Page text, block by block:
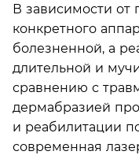
В зависимости от
конкретного
болезненной, а
длительной и
сравнению с
дермабразией
и реабилитации
современная